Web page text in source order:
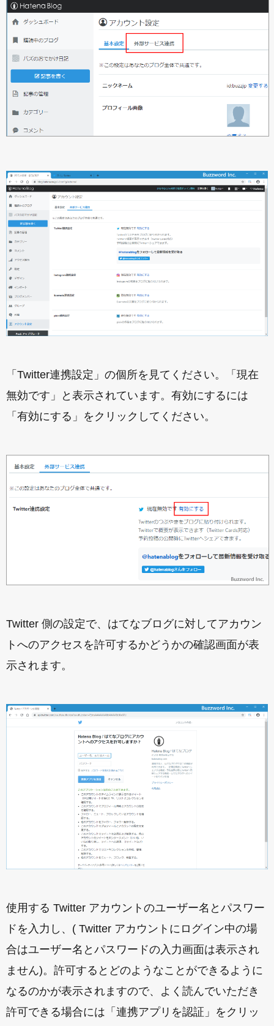
「Twitter連携設定」の個所を見てください。「現在
無効です」と表示されています。有効にするには
「有効にする」をクリックしてください。
Twitter 側の設定で、はてなブログに対してアカウン
トへのアクセスを許可するかどうかの確認画面が表
示されます。
使用する Twitter アカウントのユーザー名とパスワー
ドを入力し、( Twitter アカウントにログイン中の場
合はユーザー名とパスワードの入力画面は表示され
ません)。許可するとどのようなことができるように
なるのかが表示されますので、よく読んでいただき
許可できる場合には「連携アプリを認証」をクリッ